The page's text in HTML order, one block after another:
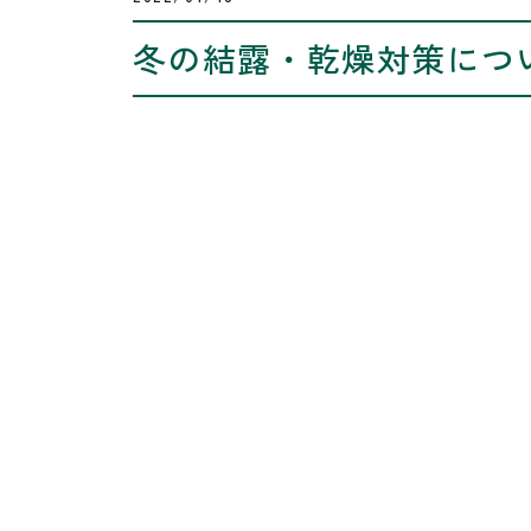
冬の結露・乾燥対策につ